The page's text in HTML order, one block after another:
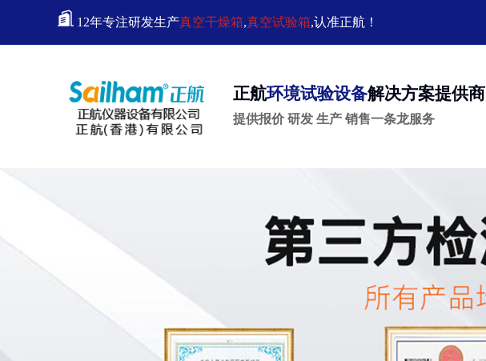
12年专注研发生产真空干燥箱,真空试验箱,认准正航！
正航环境试验设备解决方案提供商
提供报价 研发 生产 销售一条龙服务